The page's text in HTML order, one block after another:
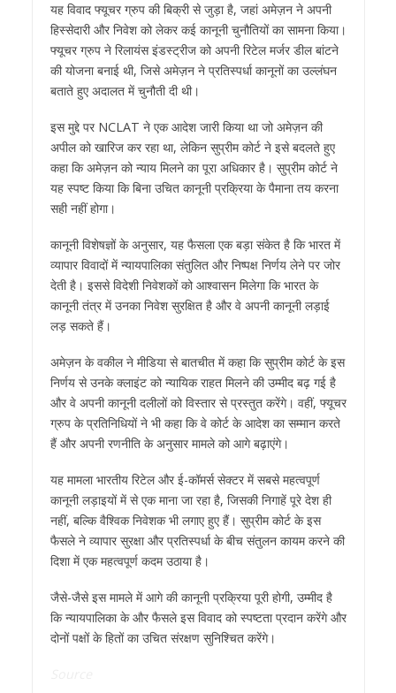
यह विवाद फ्यूचर ग्रुप की बिक्री से जुड़ा है, जहां अमेज़न ने अपनी
हिस्सेदारी और निवेश को लेकर कई कानूनी चुनौतियों का सामना किया।
फ्यूचर ग्रुप ने रिलायंस इंडस्ट्रीज को अपनी रिटेल मर्जर डील बांटने
की योजना बनाई थी, जिसे अमेज़न ने प्रतिस्पर्धा कानूनों का उल्लंघन
बताते हुए अदालत में चुनौती दी थी।
इस मुद्दे पर NCLAT ने एक आदेश जारी किया था जो अमेज़न की
अपील को खारिज कर रहा था, लेकिन सुप्रीम कोर्ट ने इसे बदलते हुए
कहा कि अमेज़न को न्याय मिलने का पूरा अधिकार है। सुप्रीम कोर्ट ने
यह स्पष्ट किया कि बिना उचित कानूनी प्रक्रिया के पैमाना तय करना
सही नहीं होगा।
कानूनी विशेषज्ञों के अनुसार, यह फैसला एक बड़ा संकेत है कि भारत में
व्यापार विवादों में न्यायपालिका संतुलित और निष्पक्ष निर्णय लेने पर जोर
देती है। इससे विदेशी निवेशकों को आश्वासन मिलेगा कि भारत के
कानूनी तंत्र में उनका निवेश सुरक्षित है और वे अपनी कानूनी लड़ाई
लड़ सकते हैं।
अमेज़न के वकील ने मीडिया से बातचीत में कहा कि सुप्रीम कोर्ट के इस
निर्णय से उनके क्लाइंट को न्यायिक राहत मिलने की उम्मीद बढ़ गई है
और वे अपनी कानूनी दलीलों को विस्तार से प्रस्तुत करेंगे। वहीं, फ्यूचर
ग्रुप के प्रतिनिधियों ने भी कहा कि वे कोर्ट के आदेश का सम्मान करते
हैं और अपनी रणनीति के अनुसार मामले को आगे बढ़ाएंगे।
यह मामला भारतीय रिटेल और ई-कॉमर्स सेक्टर में सबसे महत्वपूर्ण
कानूनी लड़ाइयों में से एक माना जा रहा है, जिसकी निगाहें पूरे देश ही
नहीं, बल्कि वैश्विक निवेशक भी लगाए हुए हैं। सुप्रीम कोर्ट के इस
फैसले ने व्यापार सुरक्षा और प्रतिस्पर्धा के बीच संतुलन कायम करने की
दिशा में एक महत्वपूर्ण कदम उठाया है।
जैसे-जैसे इस मामले में आगे की कानूनी प्रक्रिया पूरी होगी, उम्मीद है
कि न्यायपालिका के और फैसले इस विवाद को स्पष्टता प्रदान करेंगे और
दोनों पक्षों के हितों का उचित संरक्षण सुनिश्चित करेंगे।